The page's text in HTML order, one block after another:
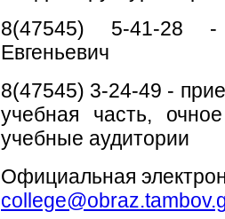
8(47545) 5-41-28
Евгеньевич
8(47545) 3-24-49 -
учебная часть,
учебные аудитории
Официальная